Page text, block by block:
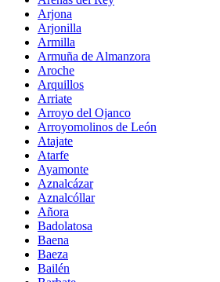
Arjona
Arjonilla
Armilla
Armuña de Almanzora
Aroche
Arquillos
Arriate
Arroyo del Ojanco
Arroyomolinos de León
Atajate
Atarfe
Ayamonte
Aznalcázar
Aznalcóllar
Añora
Badolatosa
Baena
Baeza
Bailén